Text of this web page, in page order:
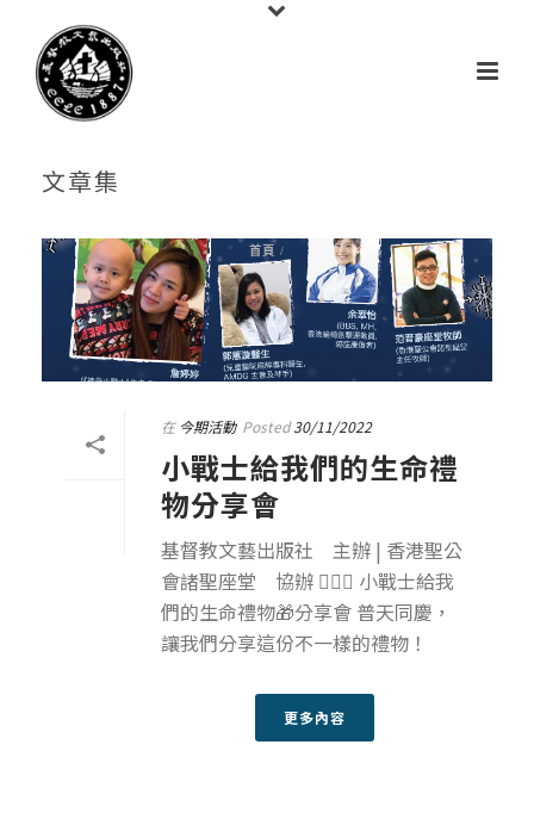
文章集
首頁 /
在 今期活動 Posted 30/11/2022
小戰士給我們的生命禮
物分享會
基督教文藝出版社 主辦 | 香港聖公
會諸聖座堂 協辦 🦸🏻‍♂️ 小戰士給我
們的生命禮物🎁分享會 普天同慶，
讓我們分享這份不一樣的禮物！
更多內容